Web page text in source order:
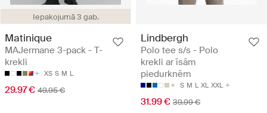
Iepakojumā 3 gab.
Matinique
MAJermane 3-pack - T-
krekli
XS S M L
29.97 € 49.95 €
Lindbergh
Polo tee s/s - Polo
krekli ar īsām
piedurknēm
S M L XL XXL
31.99 € 39.99 €